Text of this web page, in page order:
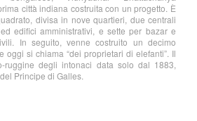
città indiana costruita con un progetto. È
divisa in nove quartieri, due centrali
edifici amministrativi, e sette per bazar e
In seguito, venne costruito un decimo
oggi si chiama “dei proprietari di elefanti”. Il
ruggine degli intonaci data solo dal 1883,
Principe di Galles.